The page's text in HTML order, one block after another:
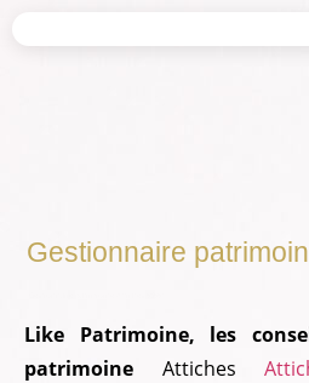
Gestionnaire
Like Patrimoine, les
patrimoine Attiches